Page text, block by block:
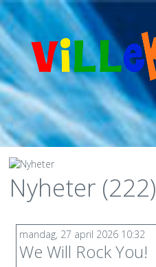
Nyheter (222)
mandag, 27 april 2026 10:32
We Will Rock You!